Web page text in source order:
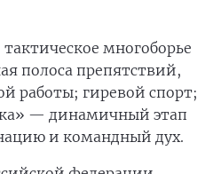
многоборье
полоса препятствий,
работы; гиревой спорт;
— динамичный этап
и командный дух.